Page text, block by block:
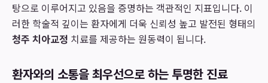
탕으로 이루어지고 있음을 증명하는 객관적인 지표입니다. 이
러한 학술적 깊이는 환자에게 더욱 신뢰성 높고 발전된 형태의
청주 치아교정 치료를 제공하는 원동력이 됩니다.
환자와의 소통을 최우선으로 하는 투명한 진료